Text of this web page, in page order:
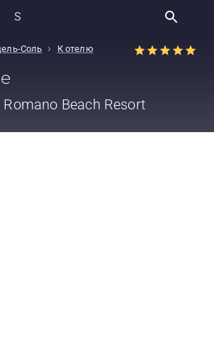
Соль › К отелю
Romano Beach Resort